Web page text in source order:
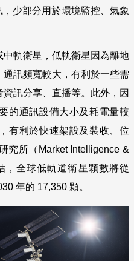
少部分用於環境監控、氣象
軌衛星，低軌衛星因為離地
訊頻寬較大，有利於一些需
訊分享、直播等。此外，因
的通訊設備大小及耗電量較
有利於快速架設及裝收、位
究所（ Market Intelligence &
，全球低軌道衛星顆數將從
年的 17,350 顆。